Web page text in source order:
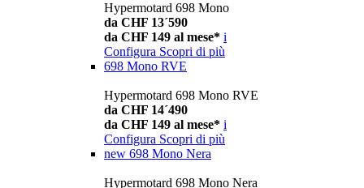
Hypermotard 698 Mono
da CHF 13´590
da CHF 149 al mese* i
Configura Scopri di più
698 Mono RVE
Hypermotard 698 Mono RVE
da CHF 14´490
da CHF 149 al mese* i
Configura Scopri di più
new 698 Mono Nera
Hypermotard 698 Mono Nera